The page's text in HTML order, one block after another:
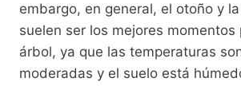
embargo, en general, el otoño y
suelen ser los mejores momentos
árbol, ya que las temperaturas
moderadas y el suelo está